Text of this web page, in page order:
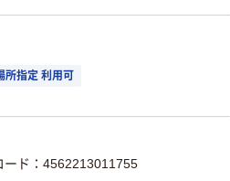
所指定 利用可
ード：4562213011755